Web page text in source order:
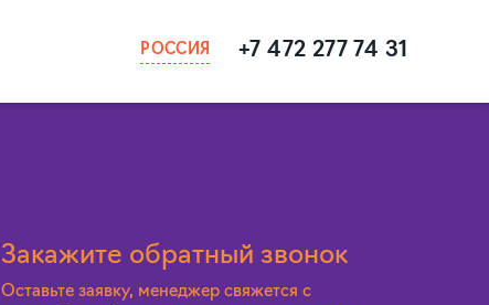
РОССИЯ +7 472 277 74 31
Закажите обратный звонок
Оставьте заявку, менеджер свяжется с